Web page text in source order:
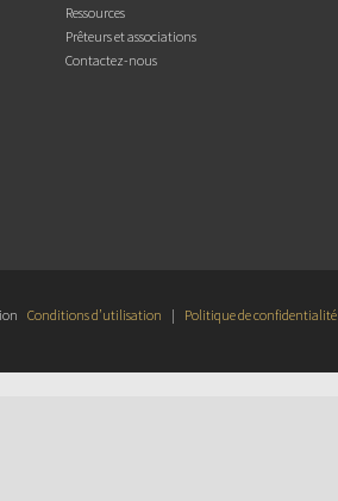
Ressources
Prêteurs et associations
Contactez-nous
Conditions d’utilisation | Politique de confidentialité